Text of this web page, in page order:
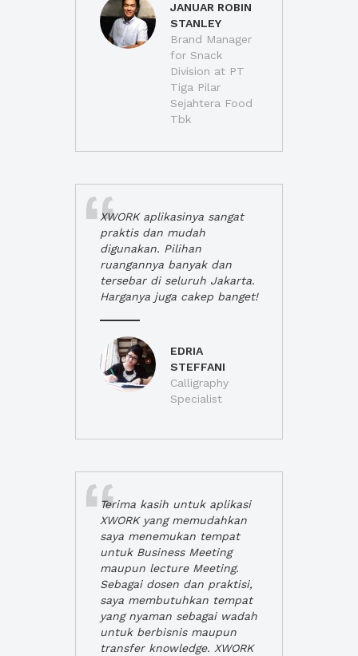
JANUAR ROBIN
STANLEY
Brand Manager
for Snack
Division at PT
Tiga Pilar
Sejahtera Food
Tbk
XWORK aplikasinya sangat
praktis dan mudah
digunakan. Pilihan
ruangannya banyak dan
tersebar di seluruh Jakarta.
Harganya juga cakep banget!
EDRIA
STEFFANI
Calligraphy
Specialist
Terima kasih untuk aplikasi
XWORK yang memudahkan
saya menemukan tempat
untuk Business Meeting
maupun lecture Meeting.
Sebagai dosen dan praktisi,
saya membutuhkan tempat
yang nyaman sebagai wadah
untuk berbisnis maupun
transfer knowledge. XWORK